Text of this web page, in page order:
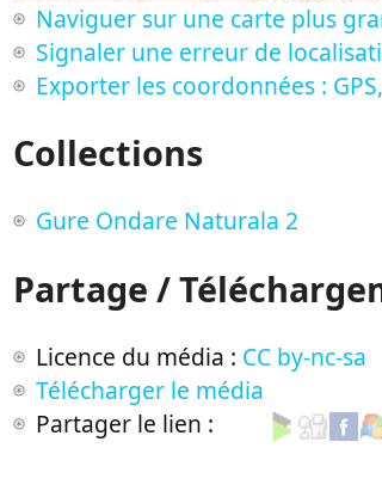
Naviguer sur une carte plus
Signaler une erreur de
Exporter les coordonnées :
Collections
Gure Ondare Naturala 2
Partage /
Licence du média : CC by-nc-sa
Télécharger le média
Partager le lien :